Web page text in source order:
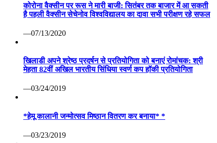
कोरोना वैक्सीन पर रूस ने मारी बाजी: सितंबर तक बाजार में आ सकती
है पहली वैक्सीन सेचेनोव विश्वविद्यालय का दावा सभी परीक्षण रहे सफल
—07/13/2020
खिलाडी अपने श्रेष्ठ प्रदर्षन से प्रतियोगिता को बनाएं रोमांचक: श्री
मेहता 82वीं अखिल भारतीय सिंधिया स्वर्ण कप हॉकी प्रतियोगिता
—03/24/2019
*हेमू कालानी जन्मोत्सव मिष्ठान वितरण कर बनाया* *
—03/23/2019